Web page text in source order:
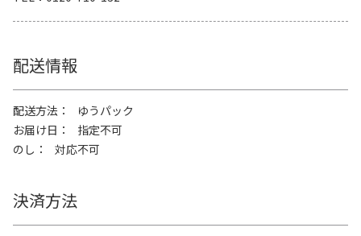
配送情報
配送方法
ゆうパック
お届け日
指定不可
のし
対応不可
決済方法